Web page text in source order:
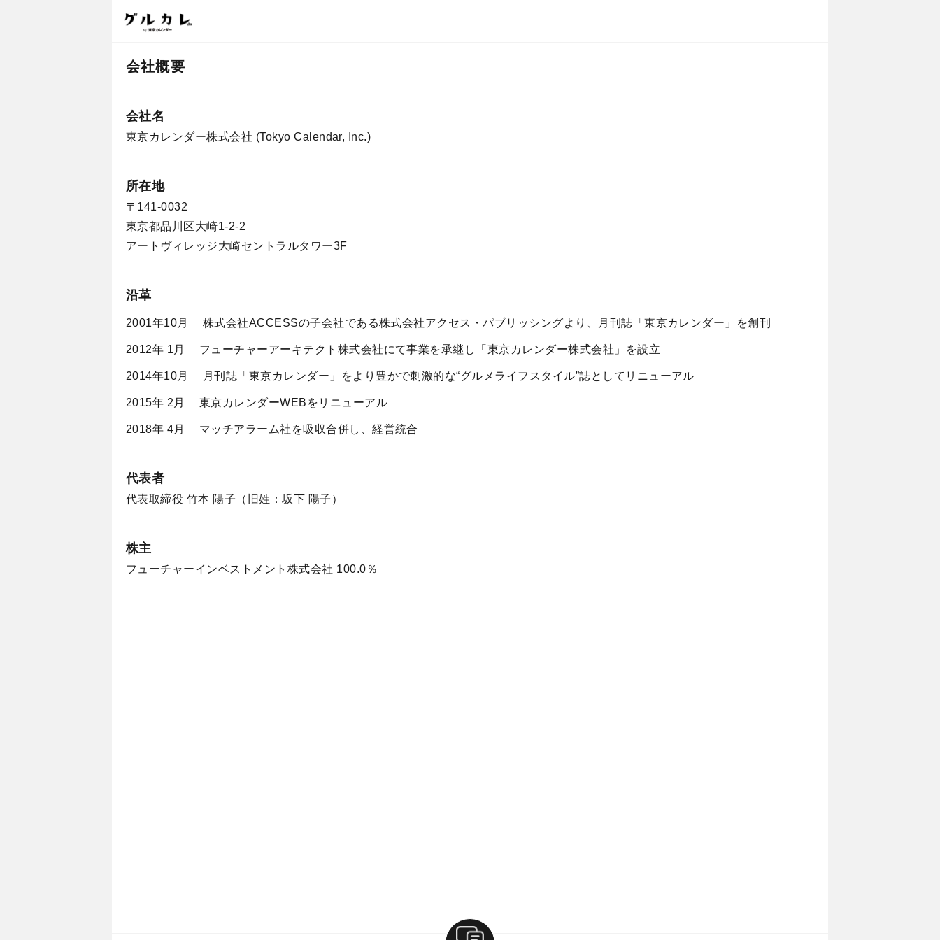
会社概要
会社名
東京カレンダー株式会社 (Tokyo Calendar, Inc.)
所在地
〒141-0032
東京都品川区大崎1-2-2
アートヴィレッジ大崎セントラルタワー3F
沿革
2001年10月 株式会社ACCESSの子会社である株式会社アクセス・パブリッシングより、月刊誌「東京カレンダー」を創刊
2012年 1月 フューチャーアーキテクト株式会社にて事業を承継し「東京カレンダー株式会社」を設立
2014年10月 月刊誌「東京カレンダー」をより豊かで刺激的な“グルメライフスタイル”誌としてリニューアル
2015年 2月 東京カレンダーWEBをリニューアル
2018年 4月 マッチアラーム社を吸収合併し、経営統合
代表者
代表取締役 竹本 陽子（旧姓：坂下 陽子）
株主
フューチャーインベストメント株式会社 100.0％